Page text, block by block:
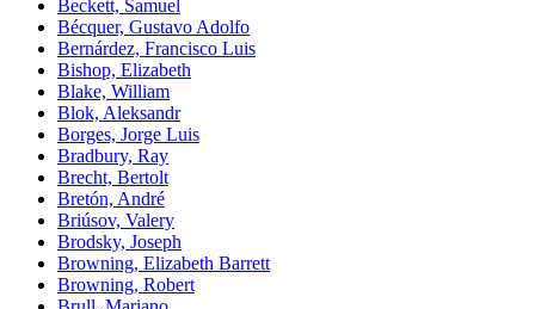
Beckett, Samuel
Bécquer, Gustavo Adolfo
Bernárdez, Francisco Luis
Bishop, Elizabeth
Blake, William
Blok, Aleksandr
Borges, Jorge Luis
Bradbury, Ray
Brecht, Bertolt
Bretón, André
Briúsov, Valery
Brodsky, Joseph
Browning, Elizabeth Barrett
Browning, Robert